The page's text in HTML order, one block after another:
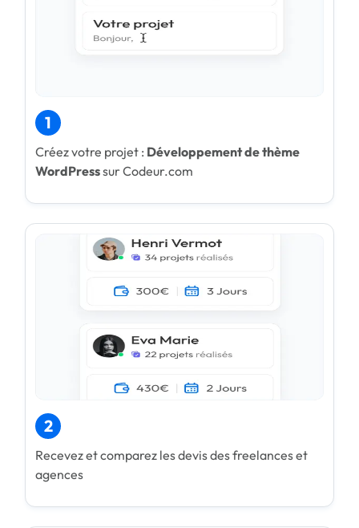
1
Créez votre projet : Développement de thème
WordPresssur Codeur.com
2
Recevez et comparez les devis des freelances et
agences